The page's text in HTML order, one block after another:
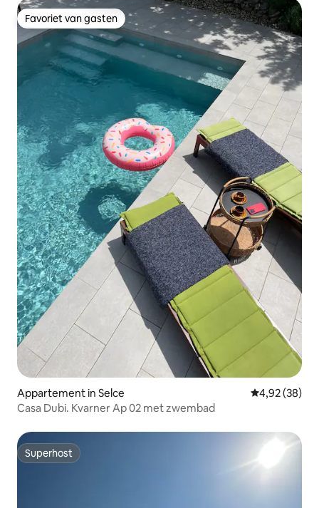
Favoriet van gasten
Favoriet van gasten
Appartement in Selce Gemiddelde
4,92 (38)
Casa Dubi. Kvarner Ap 02 met zwembad
Superhost
Superhost